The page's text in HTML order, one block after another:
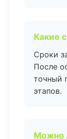
Какие
Сроки
После
точный
этапов.
Можно